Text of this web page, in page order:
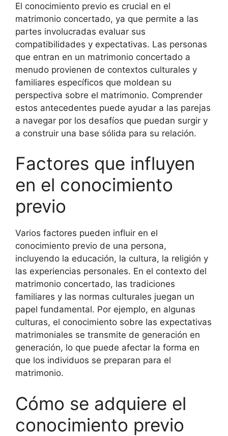
El conocimiento previo es crucial en el
matrimonio concertado, ya que permite a las
partes involucradas evaluar sus
compatibilidades y expectativas. Las personas
que entran en un matrimonio concertado a
menudo provienen de contextos culturales y
familiares específicos que moldean su
perspectiva sobre el matrimonio. Comprender
estos antecedentes puede ayudar a las parejas
a navegar por los desafíos que puedan surgir y
a construir una base sólida para su relación.
Factores que influyen
en el conocimiento
previo
Varios factores pueden influir en el
conocimiento previo de una persona,
incluyendo la educación, la cultura, la religión y
las experiencias personales. En el contexto del
matrimonio concertado, las tradiciones
familiares y las normas culturales juegan un
papel fundamental. Por ejemplo, en algunas
culturas, el conocimiento sobre las expectativas
matrimoniales se transmite de generación en
generación, lo que puede afectar la forma en
que los individuos se preparan para el
matrimonio.
Cómo se adquiere el
conocimiento previo